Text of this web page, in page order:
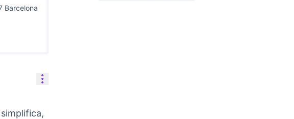
Barcelona
Controls de recursos